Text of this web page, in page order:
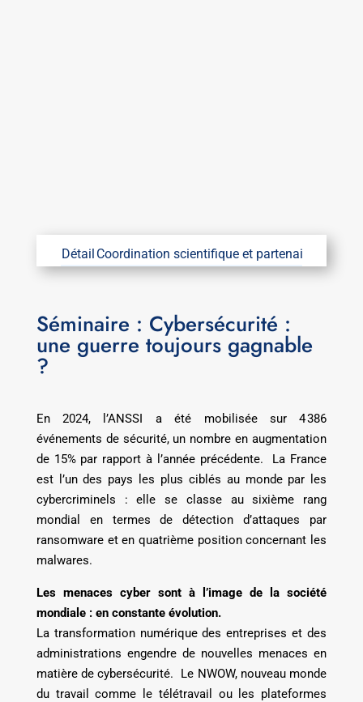
Détail Coordination scientifique et partenaires
Séminaire : Cybersécurité :
une guerre toujours gagnable
?
En 2024, l’ANSSI a été mobilisée sur 4 386
événements de sécurité, un nombre en augmentation
de 15% par rapport à l’année précédente. La France
est l’un des pays les plus ciblés au monde par les
cybercriminels : elle se classe au sixième rang
mondial en termes de détection d’attaques par
ransomware et en quatrième position concernant les
malwares.
Les menaces cyber sont à l’image de la société
mondiale : en constante évolution.
La transformation numérique des entreprises et des
administrations engendre de nouvelles menaces en
matière de cybersécurité. Le NWOW, nouveau monde
du travail comme le télétravail ou les plateformes